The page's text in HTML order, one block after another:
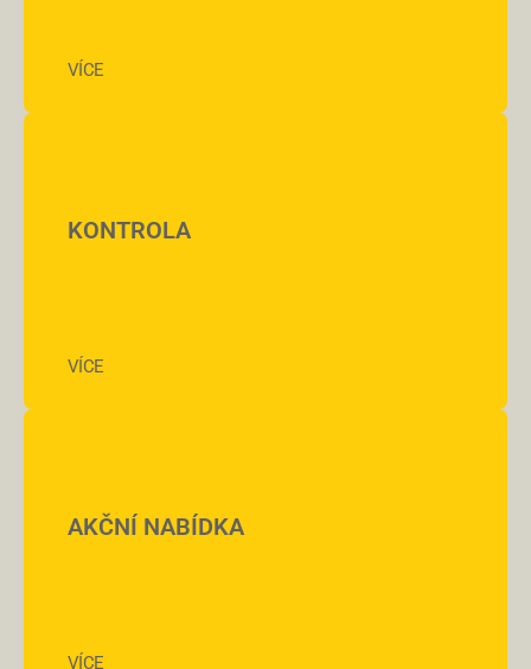
VÍCE
KONTROLA
VÍCE
AKČNÍ NABÍDKA
VÍCE